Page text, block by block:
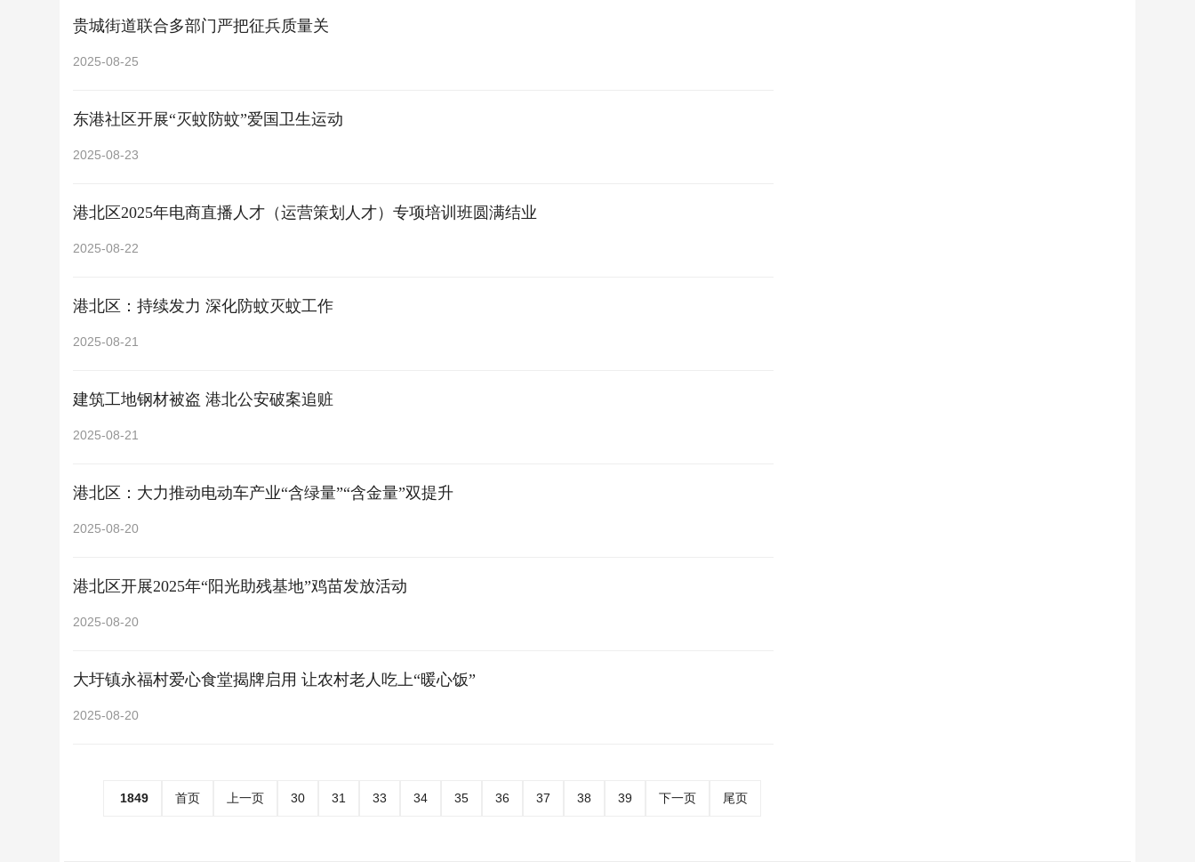
贵城街道联合多部门严把征兵质量关
2025-08-25
东港社区开展“灭蚊防蚊”爱国卫生运动
2025-08-23
港北区2025年电商直播人才（运营策划人才）专项培训班圆满结业
2025-08-22
港北区：持续发力 深化防蚊灭蚊工作
2025-08-21
建筑工地钢材被盗 港北公安破案追赃
2025-08-21
港北区：大力推动电动车产业“含绿量”“含金量”双提升
2025-08-20
港北区开展2025年“阳光助残基地”鸡苗发放活动
2025-08-20
大圩镇永福村爱心食堂揭牌启用 让农村老人吃上“暖心饭”
2025-08-20
1849 首页 上一页 30 31 33 34 35 36 37 38 39 下一页 尾页